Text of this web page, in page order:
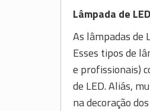
Lâmpada de
As lâmpadas de
Esses tipos de
e profissionais)
de LED. Aliás,
na decoração